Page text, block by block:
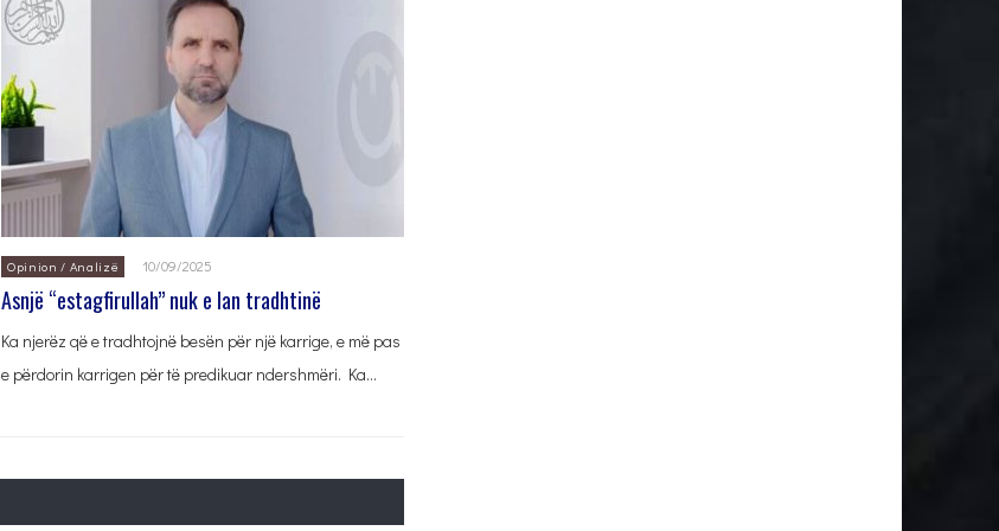
Opinion / Analizë 10/09/2025
Asnjë “estagfirullah” nuk e lan tradhtinë
Ka njerëz që e tradhtojnë besën për një karrige, e më pas
e përdorin karrigen për të predikuar ndershmëri. Ka…